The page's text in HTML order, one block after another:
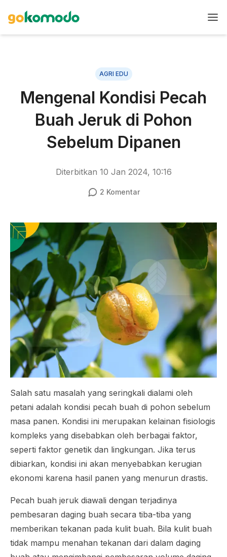
AGRI EDU
Mengenal Kondisi Pecah
Buah Jeruk di Pohon
Sebelum Dipanen
Diterbitkan 10 Jan 2024, 10:16
2 Komentar
Salah satu masalah yang seringkali dialami oleh
petani adalah kondisi pecah buah di pohon sebelum
masa panen. Kondisi ini merupakan kelainan fisiologis
kompleks yang disebabkan oleh berbagai faktor,
seperti faktor genetik dan lingkungan. Jika terus
dibiarkan, kondisi ini akan menyebabkan kerugian
ekonomi karena hasil panen yang menurun drastis.
Pecah buah jeruk diawali dengan terjadinya
pembesaran daging buah secara tiba-tiba yang
memberikan tekanan pada kulit buah. Bila kulit buah
tidak mampu menahan tekanan dari dalam daging